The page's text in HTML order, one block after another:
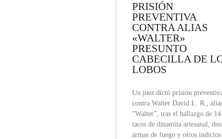
PRISIÓN
PREVENTIVA
CONTRA ALIAS
«WALTER»
PRESUNTO
CABECILLA DE
LOBOS
Un juez dictó prisión
contra Walter David L. R.,
“Walter”, tras el hallazgo de 14
tacos de dinamita artesanal, dos
armas de fuego y otros indicios